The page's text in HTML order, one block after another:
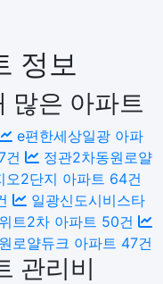
정보
많은 아파트
e편한세상일광 아파
건
정관2차동원로얄
오2단지 아파트 64건
일광신도시비스타
트2차 아파트 50건
로얄듀크 아파트 47건
관리비